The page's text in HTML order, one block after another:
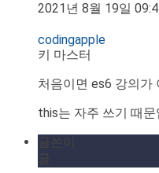
2021년 8월 19일
codingapple
키 마스터
처음이면 es6 강의가
this는 자주 쓰기 때